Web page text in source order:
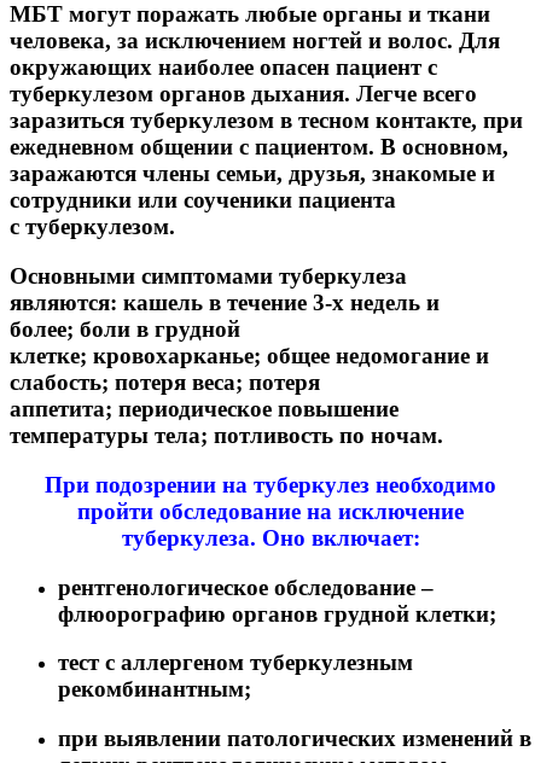
МБТ могут поражать любые органы и ткани
человека, за исключением ногтей и волос. Для
окружающих наиболее опасен пациент с
туберкулезом органов дыхания. Легче всего
заразиться туберкулезом в тесном контакте, при
ежедневном общении с пациентом. В основном,
заражаются члены семьи, друзья, знакомые и
сотрудники или соученики пациента
с туберкулезом.
Основными симптомами туберкулеза
являются: кашель в течение 3-х недель и
более; боли в грудной
клетке; кровохарканье; общее недомогание и
слабость; потеря веса; потеря
аппетита; периодическое повышение
температуры тела; потливость по ночам.
При подозрении на туберкулез необходимо
пройти обследование на исключение
туберкулеза. Оно включает:
рентгенологическое обследование –
флюорографию органов грудной клетки;
тест с аллергеном туберкулезным
рекомбинантным;
при выявлении патологических изменений в